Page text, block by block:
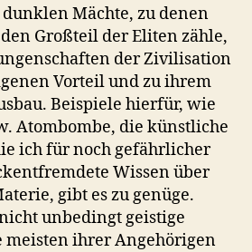
Mächte, zu denen
Großteil der Eliten zähle,
der Zivilisation
Vorteil und zu ihrem
Beispiele hierfür, wie
Atombombe, die künstliche
ich für noch gefährlicher
Wissen über
gibt es zu genüge.
unbedingt geistige
meisten ihrer Angehörigen